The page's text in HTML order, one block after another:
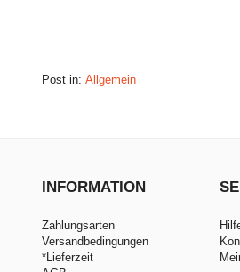
Post in: Allgemein
INFORMATION
Zahlungsarten
Versandbedingungen
*Lieferzeit